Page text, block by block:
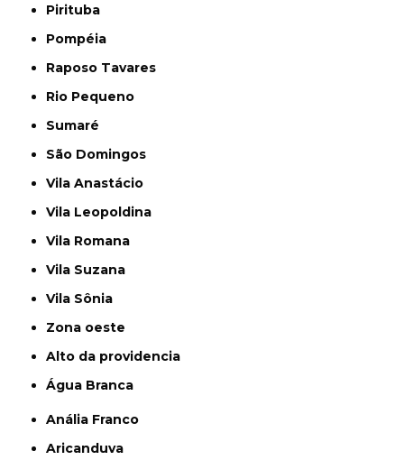
Pirituba
Pompéia
Raposo Tavares
Rio Pequeno
Sumaré
São Domingos
Vila Anastácio
Vila Leopoldina
Vila Romana
Vila Suzana
Vila Sônia
Zona oeste
alto da providencia
Água Branca
Anália Franco
Aricanduva